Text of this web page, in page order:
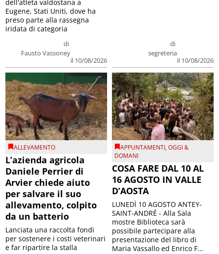
di
Fausto Vassoney
il 10/08/2026
dell'atleta valdostana a
Eugene, Stati Uniti, dove ha
preso parte alla rassegna
iridata di categoria
di
segreteria
il 10/08/2026
ALLEVAMENTO
L’azienda agricola
Daniele Perrier di
Arvier chiede aiuto
per salvare il suo
allevamento, colpito
da un batterio
Lanciata una raccolta fondi
per sostenere i costi veterinari
e far ripartire la stalla
APPUNTAMENTI,OGGI &
DOMANI
COSA FARE DAL 10 AL
16 AGOSTO IN VALLE
D’AOSTA
LUNEDÌ 10 AGOSTO ANTEY-
SAINT-ANDRÉ - Alla Sala
mostre Biblioteca sarà
possibile partecipare alla
presentazione del libro di
Maria Vassallo ed Enrico F...